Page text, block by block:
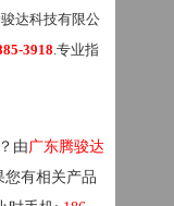
达科技有限公
3918 .专业指
？由 广东腾骏达
您有相关产品